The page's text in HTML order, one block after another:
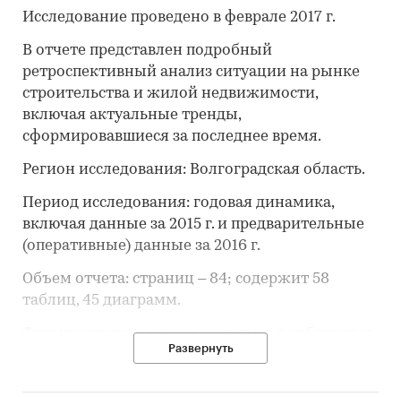
Исследование проведено в феврале 2017 г.
В отчете представлен подробный
ретроспективный анализ ситуации на рынке
строительства и жилой недвижимости,
включая актуальные тренды,
сформировавшиеся за последнее время.
Регион исследования: Волгоградская область.
Период исследования: годовая динамика,
включая данные за 2015 г. и предварительные
(оперативные) данные за 2016 г.
Объем отчета: страниц – 84; содержит 58
таблиц, 45 диаграмм.
Формат исследования: аналитика в таблицах и
Пользователи. Обзор предназначен для
Развернуть